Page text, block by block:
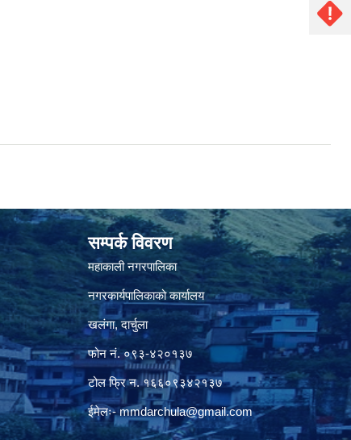
सम्पर्क विवरण
महाकाली नगरपालिका
नगरकार्यपालिकाको कार्यालय
खलंगा, दार्चुला
फोन नं. ०९३-४२०१३७
टोल फ्रि न. १६६०९३४२१३७
ईमेलः-mmdarchula@gmail.com